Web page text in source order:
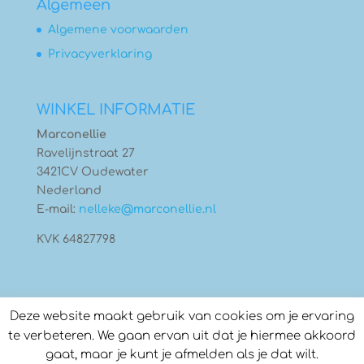
Algemeen
Algemene voorwaarden
Privacyverklaring
WINKEL INFORMATIE
Marconellie
Ravelijnstraat 27
3421CV Oudewater
Nederland
E-mail: nelleke@marconellie.nl
KVK 64827798
Deze website maakt gebruik van cookies om je ervaring
te verbeteren. We gaan ervan uit dat je hiermee akkoord
gaat, maar je kunt je afmelden als je dat wilt.